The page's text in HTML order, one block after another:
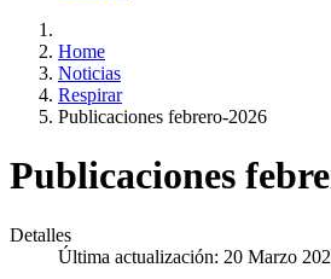
Home
Noticias
Respirar
Publicaciones febrero-2026
Publicaciones
Detalles
Última actualización: 20 Marzo